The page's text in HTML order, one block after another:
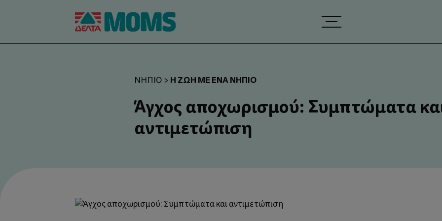
ΝΉΠΙΟ > Η ΖΩΉ ΜΕ ΈΝΑ ΝΉΠΙΟ
Άγχος αποχωρισμού: Συμπτώματα
αντιμετώπιση